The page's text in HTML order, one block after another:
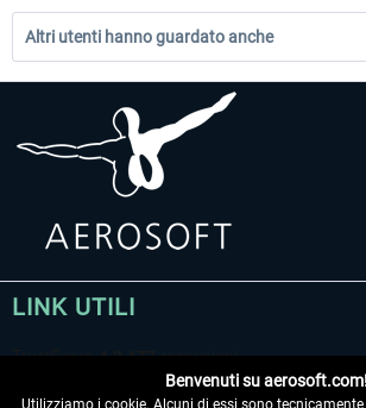
Altri utenti hanno guardato anche
LINK UTILI
Benvenuti su aerosoft.com!
Utilizziamo i cookie. Alcuni di essi sono